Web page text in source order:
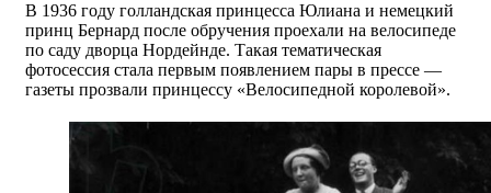
В 1936 году голландская принцесса Юлиана и немецкий
принц Бернард после обручения проехали на велосипеде
по саду дворца Нордейнде. Такая тематическая
фотосессия стала первым появлением пары в прессе —
газеты прозвали принцессу «Велосипедной королевой».